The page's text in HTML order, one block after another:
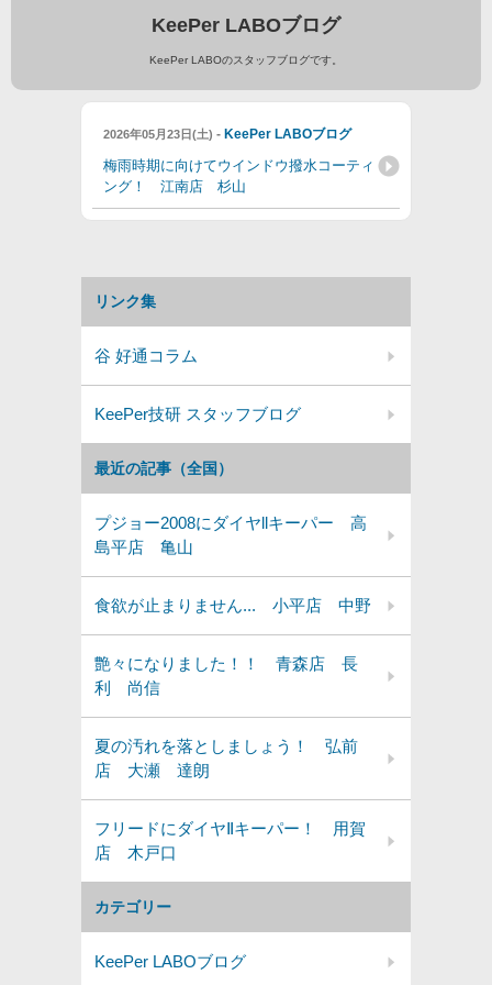
KeePer LABOブログ
KeePer LABOのスタッフブログです。
2026年05月23日(土) - KeePer LABOブログ
梅雨時期に向けてウインドウ撥水コーティ
ング！ 江南店 杉山
カテゴリー
KeePer LABOブログ
最近の記事（全国）
プジョー2008にダイヤllキーパー 高
島平店 亀山
食欲が止まりません... 小平店 中野
艶々になりました！！ 青森店 長
利 尚信
夏の汚れを落としましょう！ 弘前
店 大瀬 達朗
フリードにダイヤⅡキーパー！ 用賀
店 木戸口
リンク集
谷 好通コラム
KeePer技研 スタッフブログ